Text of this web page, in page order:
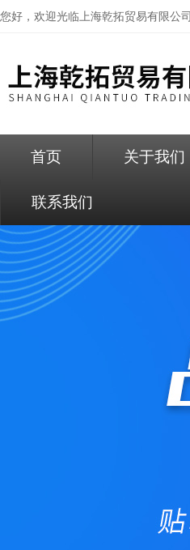
您好，欢迎光临上海乾拓贸易有限公司
首页 关于我们
联系我们